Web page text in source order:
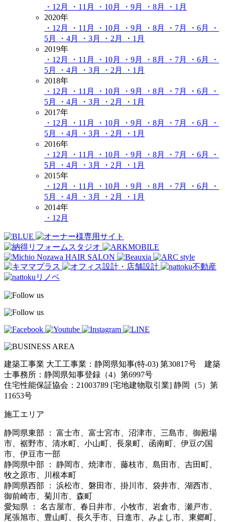
・12月
・11月 ・10月 ・9月 ・8月
・1月
2020年
・12月
・11月 ・10月 ・9月 ・8月 ・7月 ・6月
・
5月
・4月 ・3月 ・2月
・1月
2019年
・12月
・11月 ・10月 ・9月 ・8月 ・7月 ・6月
・
5月
・4月 ・3月 ・2月
・1月
2018年
・12月
・11月 ・10月 ・9月 ・8月 ・7月 ・6月
・
5月
・4月 ・3月 ・2月
・1月
2017年
・12月
・11月 ・10月 ・9月 ・8月 ・7月 ・6月
・
5月
・4月 ・3月 ・2月
・1月
2016年
・12月
・11月 ・10月 ・9月 ・8月 ・7月 ・6月
・
5月
・4月 ・3月 ・2月
・1月
2015年
・12月
・11月 ・10月 ・9月 ・8月 ・7月 ・6月
・
5月
・4月 ・3月 ・2月
・1月
2014年
・12月
建築工事業 大工工事業：静岡県知事(特-03) 第30817号 建築
士事務所：静岡県知事登録（4）第6997号
住宅性能保証協会：21003789 [宅地建物取引業] 静岡（5）第
11653号
施工エリア
静岡県東部 ： 富士市、富士宮市、沼津市、三島市、御殿場
市、裾野市、清水町、小山町、長泉町、函南町、伊豆の国
市、伊豆市一部
静岡県中部 ： 静岡市、焼津市、藤枝市、島田市、吉田町、
牧之原市、川根本町
静岡県西部 ： 浜松市、磐田市、掛川市、袋井市、湖西市、
御前崎市、菊川市、森町
愛知県 ： 名古屋市、春日井市、小牧市、岩倉市、瀬戸市、
尾張旭市、豊山町、長久手市、日進市、みよし市、東郷町、